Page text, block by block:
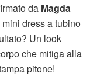
da Magda
dress a tubino
Un look
che mitiga alla
pitone!